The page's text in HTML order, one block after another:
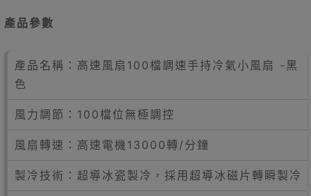
產品參數
產品名稱：高速風扇100檔調速手持冷氣小風扇 -黑
色
風力調節：100檔位無極調控
風扇轉速：高速電機13000轉/分鐘
製冷技術：超導冰瓷製冷，採用超導冰磁片轉瞬製冷